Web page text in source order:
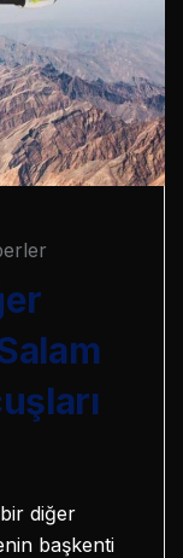
diğer
başkenti